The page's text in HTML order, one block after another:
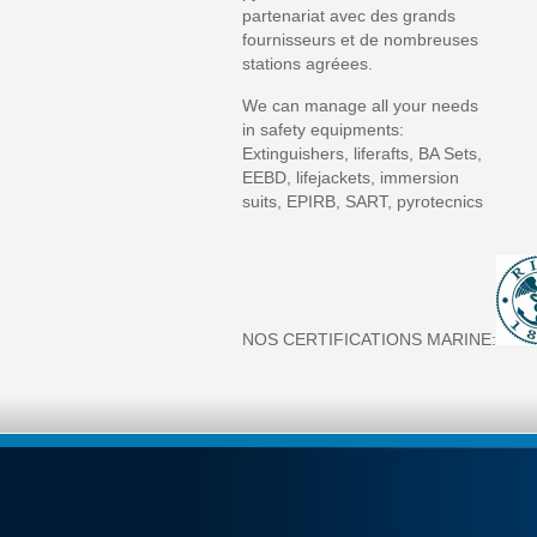
partenariat avec des grands
fournisseurs et de nombreuses
stations agréees.
We can manage all your needs
in safety equipments:
Extinguishers, liferafts, BA Sets,
EEBD, lifejackets, immersion
suits, EPIRB, SART, pyrotecnics
NOS CERTIFICATIONS MARINE: